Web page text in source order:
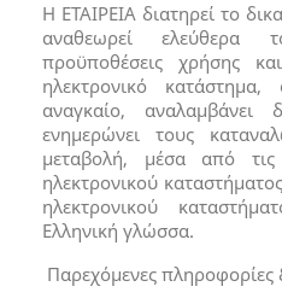
Η ΕΤΑΙΡΕΙΑ διατηρεί το
αναθεωρεί
προϋποθέσεις χρήσης
ηλεκτρονικό
αναγκαίο,
ενημερώνει τους
μεταβολή, μέσα από
ηλεκτρονικού
ηλεκτρονικού
Ελληνική γλώσσα.
Παρεχόμενες πληροφορίες